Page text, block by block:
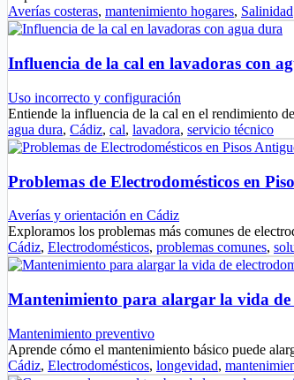
Averías costeras, mantenimiento hogares, Salinidad
Influencia de la cal en lavadoras con
Uso incorrecto y configuración
Entiende la influencia de la cal en el rendimiento
agua dura, Cádiz, cal, lavadora, servicio técnico
Problemas de Electrodomésticos en
Averías y orientación en Cádiz
Exploramos los problemas más comunes de
Cádiz, Electrodomésticos, problemas comunes,
Mantenimiento para alargar la vida de
Mantenimiento preventivo
Aprende cómo el mantenimiento básico puede
Cádiz, Electrodomésticos, longevidad,